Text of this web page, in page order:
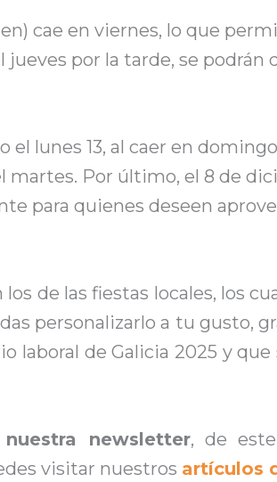
cae en viernes, lo que
jueves por la tarde, se podrán
el lunes 13, al caer en
Por último, el 8 de
para quienes deseen
de las fiestas locales, los
personalizarlo a tu gusto,
de Galicia 2025 y que
newsletter, de
visitar nuestros artículos